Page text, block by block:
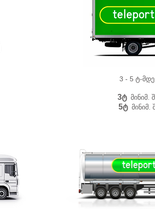
3 - 5 ტ-მდე
3ტ მინიმ.
5ტ მინიმ.